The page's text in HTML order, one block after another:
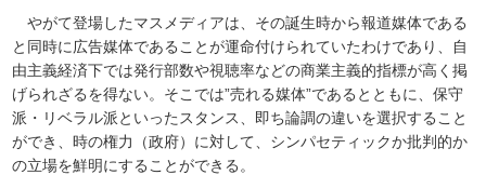
やがて登場したマスメディアは、その誕生時から報道媒体である
と同時に広告媒体であることが運命付けられていたわけであり、自
由主義経済下では発行部数や視聴率などの商業主義的指標が高く掲
げられざるを得ない。そこでは”売れる媒体”であるとともに、保守
派・リベラル派といったスタンス、即ち論調の違いを選択すること
ができ、時の権力（政府）に対して、シンパセティックか批判的か
の立場を鮮明にすることができる。